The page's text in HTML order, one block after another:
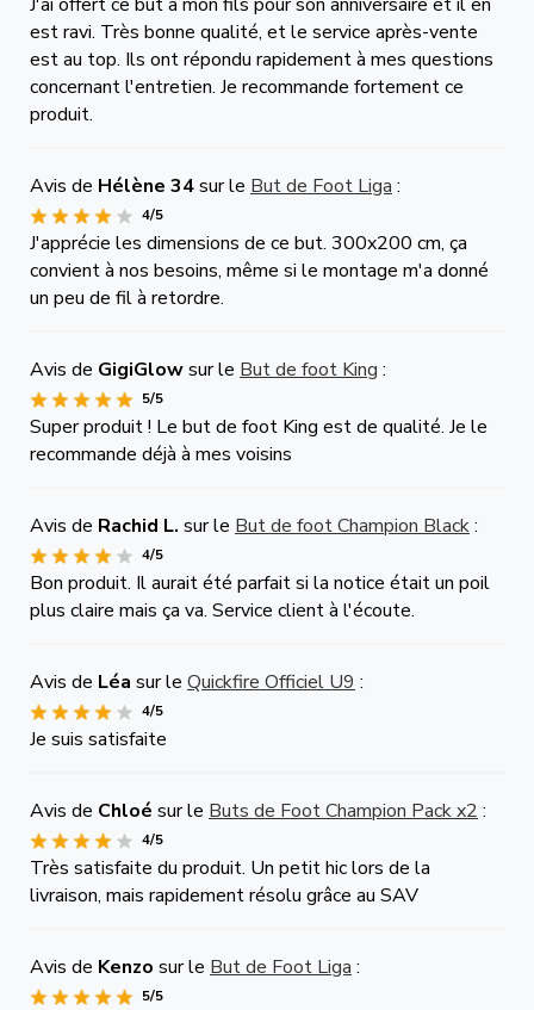
est ravi. Très bonne qualité, et le service après-vente
est au top. Ils ont répondu rapidement à mes questions
concernant l'entretien. Je recommande fortement ce
produit.
Avis de Hélène 34sur le But de Foot Liga :
4/5
J'apprécie les dimensions de ce but. 300x200 cm, ça
convient à nos besoins, même si le montage m'a donné
un peu de fil à retordre.
Avis de GigiGlowsur le But de foot King :
5/5
Super produit ! Le but de foot King est de qualité. Je le
recommande déjà à mes voisins
Avis de Rachid L. sur le But de foot Champion Black:
4/5
Bon produit. Il aurait été parfait si la notice était un poil
plus claire mais ça va. Service client à l'écoute.
Avis de Léa sur le Quickfire Officiel U9 :
4/5
Je suis satisfaite
Avis de Chloé sur le Buts de Foot Champion Pack x2 :
4/5
Très satisfaite du produit. Un petit hic lors de la
livraison, mais rapidement résolu grâce au SAV
Avis de Kenzo sur le But de Foot Liga :
5/5